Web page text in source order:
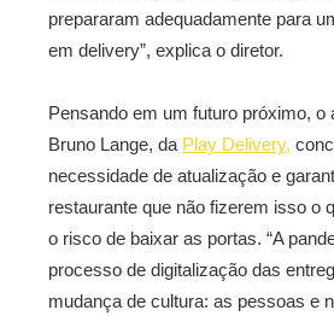
prepararam adequadamente para
em delivery”, explica o diretor.
Pensando em um futuro próximo, o
Bruno Lange, da Play Delivery,
necessidade de atualização e
restaurante que não fizerem isso o
o risco de baixar as portas. “A
processo de digitalização das
mudança de cultura: as pessoas e